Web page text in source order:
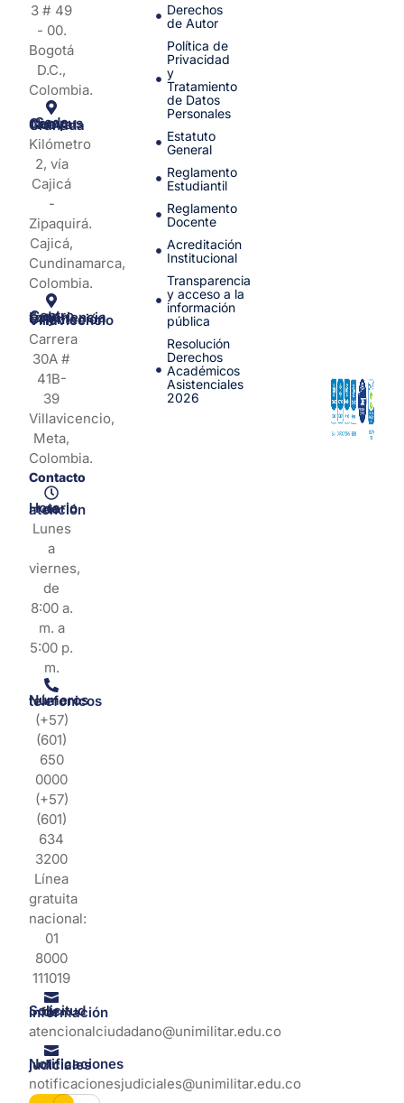
3 # 49
- 00.
Bogotá
D.C.,
Colombia.
Sede Campus Nueva Granada
Kilómetro
2, vía
Cajicá
-
Zipaquirá.
Cajicá,
Cundinamarca,
Colombia.
Centro de Experiencia y Orientación Villavicencio
Carrera
30A #
41B-
39
Villavicencio,
Meta,
Colombia.
Contacto
Horario de atención
Lunes
a
viernes,
de
8:00 a.
m. a
5:00 p.
m.
Números telefonicos
(+57)
(601)
650
0000
(+57)
(601)
634
3200
Línea
gratuita
nacional:
01
8000
111019
Solicitud de información
atencionalciudadano@unimilitar.edu.co
Notificaciones judiciales
notificacionesjudiciales@unimilitar.edu.co
Derechos
de Autor
Política de
Privacidad
y
Tratamiento
de Datos
Personales
Estatuto
General
Reglamento
Estudiantil
Reglamento
Docente
Acreditación
Institucional
Transparencia
y acceso a la
información
pública
Resolución
Derechos
Académicos
Asistenciales
2026